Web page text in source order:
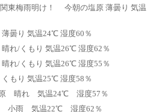
関東梅雨明け！ 今朝の塩原 薄曇り 気温
曇り 気温24℃ 湿度60％
れ/くもり 気温26℃ 湿度62％
れ/くもり 気温26℃ 湿度55％
もり 気温25℃ 湿度58％
原 晴れ 気温24℃ 湿度57％
小雨 気温22℃ 湿度62％